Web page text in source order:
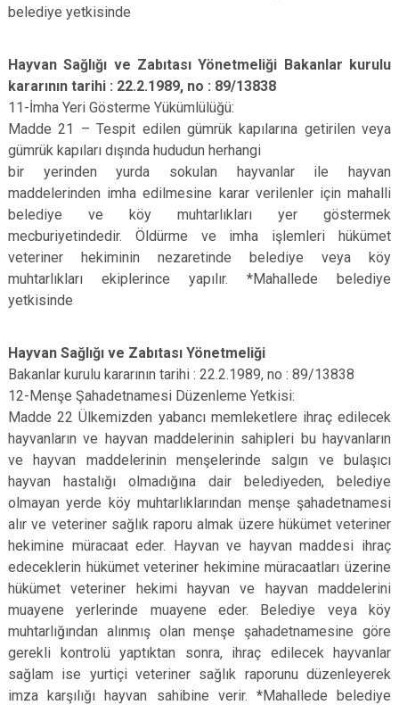
belediye yetkisinde
Hayvan Sağlığı ve Zabıtası Yönetmeliği Bakanlar kurulu
kararının tarihi : 22.2.1989, no : 89/13838
11-İmha Yeri Gösterme Yükümlülüğü:
Madde 21 – Tespit edilen gümrük kapılarına getirilen veya
gümrük kapıları dışında hududun herhangi
bir yerinden yurda sokulan hayvanlar ile hayvan
maddelerinden imha edilmesine karar verilenler için mahalli
belediye ve köy muhtarlıkları yer göstermek
mecburiyetindedir. Öldürme ve imha işlemleri hükümet
veteriner hekiminin nezaretinde belediye veya köy
muhtarlıkları ekiplerince yapılır. *Mahallede belediye
yetkisinde
Hayvan Sağlığı ve Zabıtası Yönetmeliği
Bakanlar kurulu kararının tarihi : 22.2.1989, no : 89/13838
12-Menşe Şahadetnamesi Düzenleme Yetkisi:
Madde 22 Ülkemizden yabancı memleketlere ihraç edilecek
hayvanların ve hayvan maddelerinin sahipleri bu hayvanların
ve hayvan maddelerinin menşelerinde salgın ve bulaşıcı
hayvan hastalığı olmadığına dair belediyeden, belediye
olmayan yerde köy muhtarlıklarından menşe şahadetnamesi
alır ve veteriner sağlık raporu almak üzere hükümet veteriner
hekimine müracaat eder. Hayvan ve hayvan maddesi ihraç
edeceklerin hükümet veteriner hekimine müracaatları üzerine
hükümet veteriner hekimi hayvan ve hayvan maddelerini
muayene yerlerinde muayene eder. Belediye veya köy
muhtarlığından alınmış olan menşe şahadetnamesine göre
gerekli kontrolü yaptıktan sonra, ihraç edilecek hayvanlar
sağlam ise yurtiçi veteriner sağlık raporunu düzenleyerek
imza karşılığı hayvan sahibine verir. *Mahallede belediye